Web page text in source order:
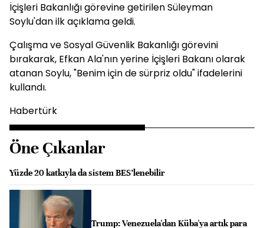
İçişleri Bakanlığı görevine getirilen Süleyman
Soylu'dan ilk açıklama geldi.
Çalışma ve Sosyal Güvenlik Bakanlığı görevini
bırakarak, Efkan Ala'nın yerine İçişleri Bakanı olarak
atanan Soylu, "Benim için de sürpriz oldu" ifadelerini
kullandı.
Habertürk
Öne Çıkanlar
Yüzde 20 katkıyla da sistem BES’lenebilir
Trump: Venezuela'dan Küba'ya artık para